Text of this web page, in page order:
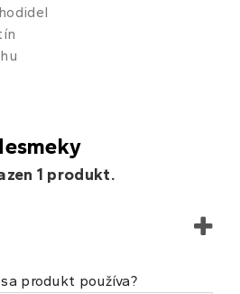
1 produkt.
produkt používa?